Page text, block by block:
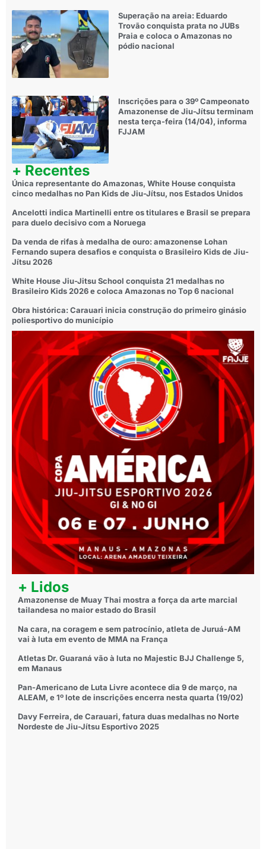
Superação na areia: Eduardo
Trovão conquista prata no JUBs
Praia e coloca o Amazonas no
pódio nacional
Inscrições para o 39º Campeonato
Amazonense de Jiu-Jítsu terminam
nesta terça-feira (14/04), informa
FJJAM
+ Recentes
Única representante do Amazonas, White House conquista
cinco medalhas no Pan Kids de Jiu-Jítsu, nos Estados Unidos
Ancelotti indica Martinelli entre os titulares e Brasil se prepara
para duelo decisivo com a Noruega
Da venda de rifas à medalha de ouro: amazonense Lohan
Fernando supera desafios e conquista o Brasileiro Kids de Jiu-
Jítsu 2026
White House Jiu-Jitsu School conquista 21 medalhas no
Brasileiro Kids 2026 e coloca Amazonas no Top 6 nacional
Obra histórica: Carauari inicia construção do primeiro ginásio
poliesportivo do município
+ Lidos
Amazonense de Muay Thai mostra a força da arte marcial
tailandesa no maior estado do Brasil
Na cara, na coragem e sem patrocínio, atleta de Juruá-AM
vai à luta em evento de MMA na França
Atletas Dr. Guaraná vão à luta no Majestic BJJ Challenge 5,
em Manaus
Pan-Americano de Luta Livre acontece dia 9 de março, na
ALEAM, e 1º lote de inscrições encerra nesta quarta (19/02)
Davy Ferreira, de Carauari, fatura duas medalhas no Norte
Nordeste de Jiu-Jítsu Esportivo 2025